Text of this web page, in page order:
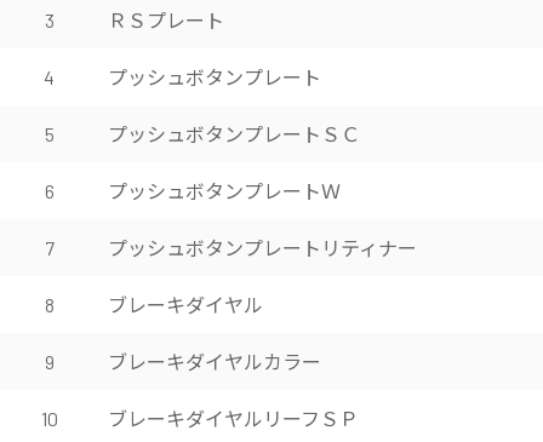
3 ＲＳプレート
4 プッシュボタンプレート
5 プッシュボタンプレートＳＣ
6 プッシュボタンプレートＷ
7 プッシュボタンプレートリティナー
8 ブレーキダイヤル
9 ブレーキダイヤルカラー
10 ブレーキダイヤルリーフＳＰ